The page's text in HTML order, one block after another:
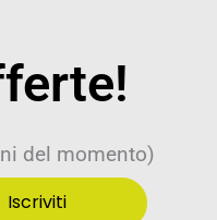
del momento)
Iscriviti